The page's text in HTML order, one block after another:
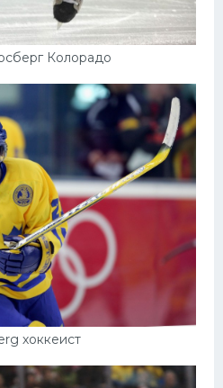
Колорадо
хоккеист